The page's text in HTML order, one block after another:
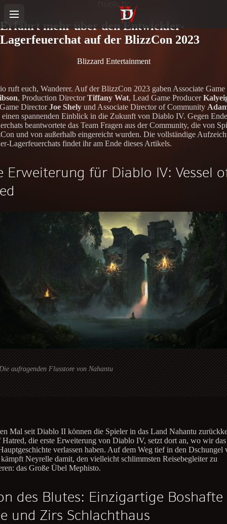
Diablo IV
Erfahrt mehr über den Entwickler-
Lagerfeuerchat auf der BlizzCon 2023
Blizzard Entertainment
ruft euch, Wanderer. Auf der BlizzCon 2023 gaben Associate
, Production DirectorTiffany Wat, Lead Game Producer
DirectorJoe Shely und Associate Director of Community
einen spannenden Einblick in die Zukunft von Diablo IV. Gegen
beantwortete das Team Fragen aus der Community, die von
und von außerhalb eingereicht wurden. Die vollständige
Lagerfeuerchats findet ihr am Ende dieses Artikels.
Erweiterung für Diablo IV: Vessel
aufragenden Flusstore von Nahantu
Mal seit Diablo II können die Spieler in das Land Nahantu
Hatred, die erste Erweiterung von Diablo IV, setzt dort an, wo wir
verlassen haben. Auf dem Weg tief in den Dschungel
Neyrelle damit, den vielleicht schlimmsten Reisebegleiter zu
das Große Übel Mephisto.
des Blutes: Einzigartige Boshafte
und Zirs Schlachthaus